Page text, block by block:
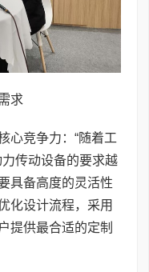
求
心竞争力：“随着工
传动设备的要求越
具备高度的灵活性
化设计流程，采用
提供最合适的定制